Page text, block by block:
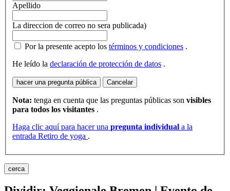
Apellido
La direccion de correo no sera publicada)
Por la presente acepto los términos y condiciones .
He leído la declaración de protección de datos .
hacer una pregunta pública Cancelar
Nota: tenga en cuenta que las preguntas públicas son visibles
para todos los visitantes .
Haga clic aquí para hacer una pregunta individual a la
entrada Retiro de yoga .
cerca